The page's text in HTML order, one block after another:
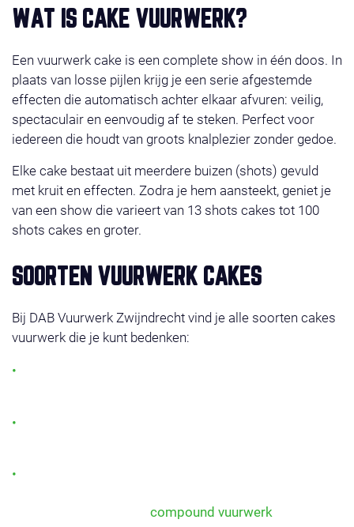
WAT IS CAKE VUURWERK?
Een vuurwerk cake is een complete show in één doos. In
plaats van losse pijlen krijg je een serie afgestemde
effecten die automatisch achter elkaar afvuren: veilig,
spectaculair en eenvoudig af te steken. Perfect voor
iedereen die houdt van groots knalplezier zonder gedoe.
Elke cake bestaat uit meerdere buizen (shots) gevuld
met kruit en effecten. Zodra je hem aansteekt, geniet je
van een show die varieert van 13 shots cakes tot 100
shots cakes en groter.
SOORTEN VUURWERK CAKES
Bij DAB Vuurwerk Zwijndrecht vind je alle soorten cakes
vuurwerk die je kunt bedenken:
compound vuurwerk